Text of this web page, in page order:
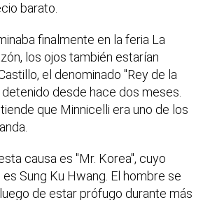
barato.
finalmente en la feria La
los ojos también estarían
el denominado "Rey de la
detenido desde hace dos meses.
que Minnicelli era uno de los
causa es "Mr. Korea", cuyo
Sung Ku Hwang. El hombre se
de estar prófugo durante más